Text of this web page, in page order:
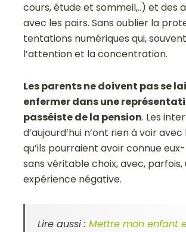
cours, étude et sommeil,..) et des
avec les pairs. Sans oublier la
tentations numériques qui,
l’attention et la concentration.
Les parents ne doivent pas se
enfermer dans une
passéiste de la pension. Les
d’aujourd’hui n’ont rien à voir
qu’ils pourraient avoir connue
sans véritable choix, avec, parfois,
expérience négative.
Lire aussi :Mettre mon enfant